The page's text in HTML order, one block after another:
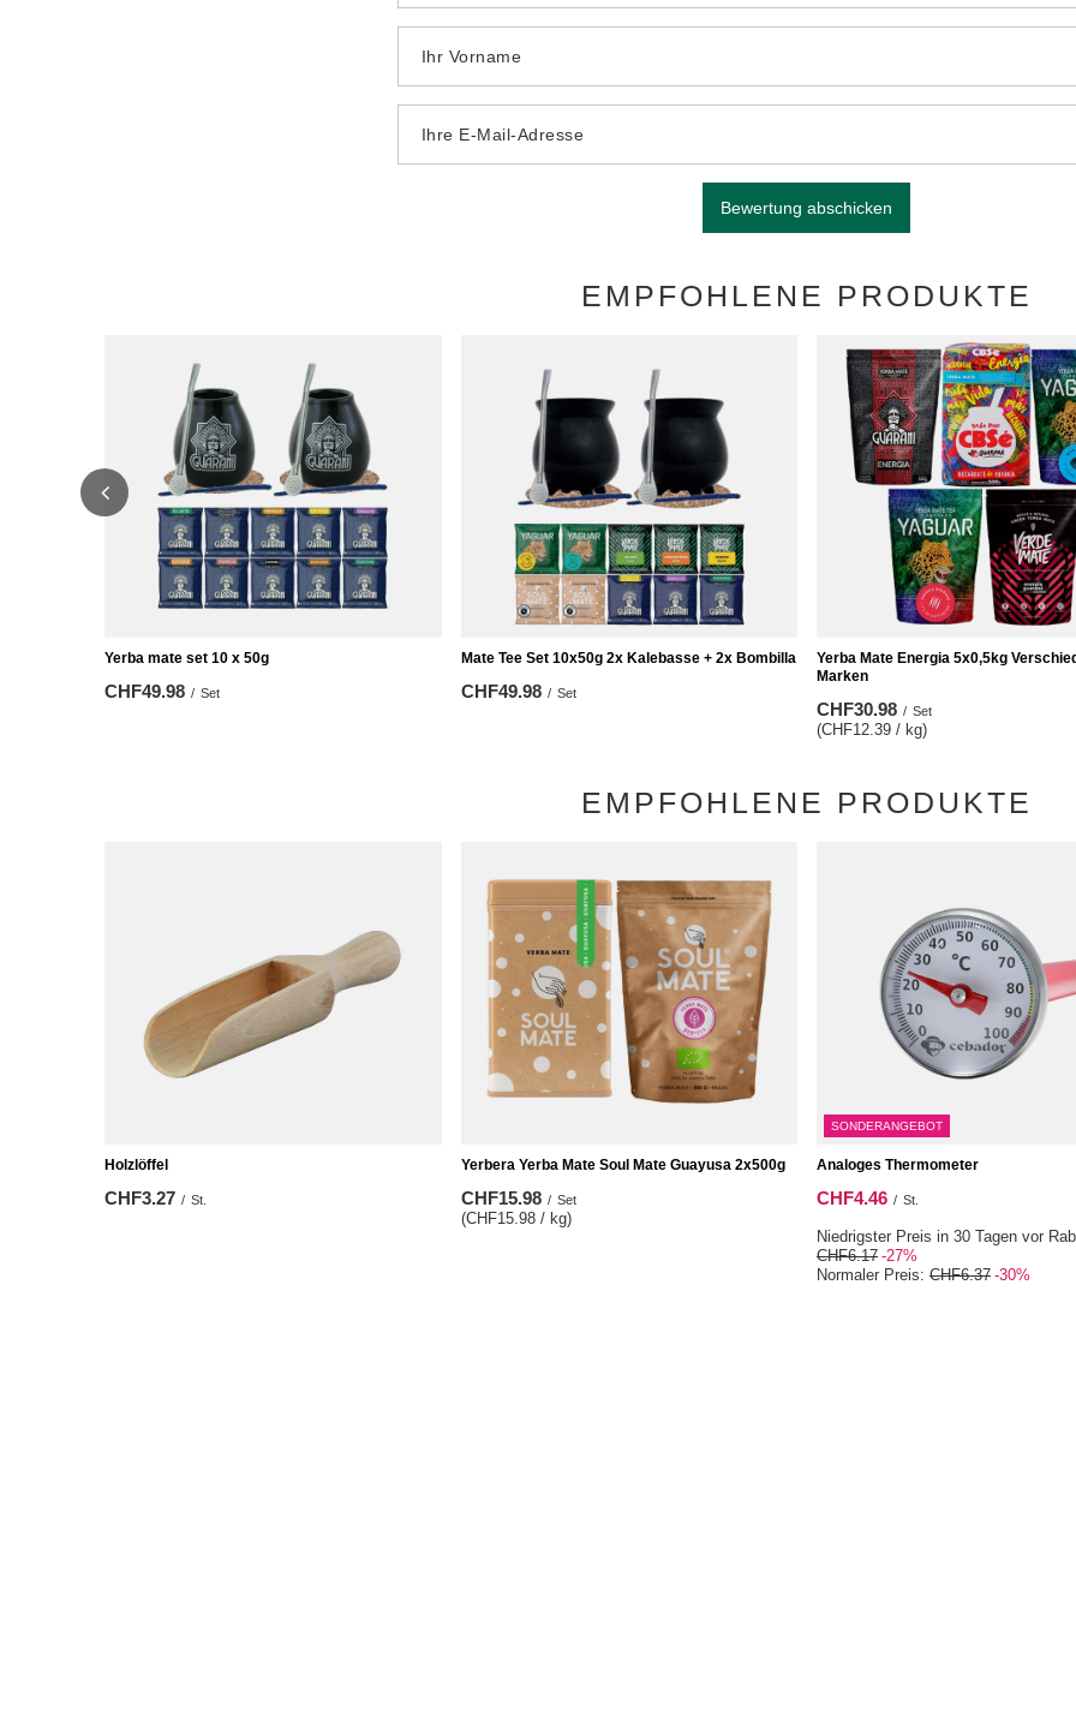
Ihr Vorname
Ihre E-Mail-Adresse
Bewertung abschicken
EMPFOHLENE PRODUKTE
Yerba mate set 10 x 50g
CHF49.98 / Set
Mate Tee Set 10x50g 2x Kalebasse + 2x Bombilla
CHF49.98 / Set
Yerba Mate Energia 5x0,5kg
Marken
CHF30.98 / Set
(CHF12.39 / kg)
EMPFOHLENE PRODUKTE
Holzlöffel
CHF3.27 / St.
Yerbera Yerba Mate Soul Mate Guayusa 2x500g
CHF15.98 / Set
(CHF15.98 / kg)
SONDERANGEBOT
Analoges Thermometer
CHF4.46 / St.
Niedrigster Preis in 30 Tagen vor
CHF6.17 -27%
Normaler Preis: CHF6.37 -30%